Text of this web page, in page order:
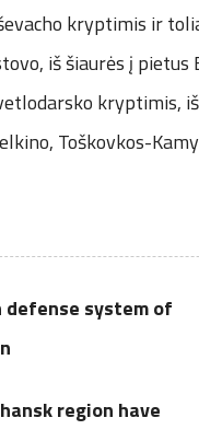
kryptimis ir
iš šiaurės į pietus
kryptimis,
Toškovkos-
defense system of
region have